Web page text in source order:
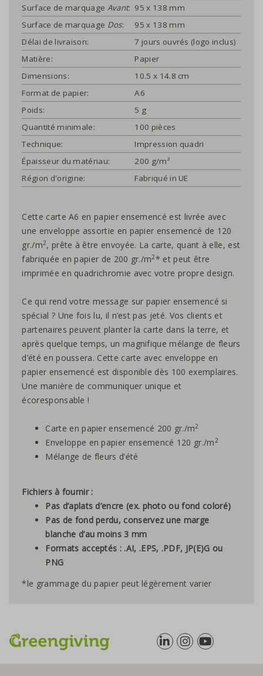
Surface de marquage Avant: 95 x 138 mm
Surface de marquage Dos:
95 x 138 mm
Délai de livraison:
7 jours ouvrés (logo inclus)
Matière:
Papier
Dimensions:
10.5 x 14.8 cm
Format de papier:
A6
Poids:
5 g
Quantité minimale:
100 pièces
Technique:
Impression quadri
Épaisseur du matériau:
200 g/m²
Région d'origine:
Fabriqué in UE
Cette carte A6 en papier ensemencé est livrée avec
une enveloppe assortie en papier ensemencé de 120
gr./m2, prête à être envoyée. La carte, quant à elle, est
fabriquée en papier de 200 gr./m2* et peut être
imprimée en quadrichromie avec votre propre design.
Ce qui rend votre message sur papier ensemencé si
spécial ? Une fois lu, il n’est pas jeté. Vos clients et
partenaires peuvent planter la carte dans la terre, et
après quelque temps, un magnifique mélange de fleurs
d’été en poussera. Cette carte avec enveloppe en
papier ensemencé est disponible dès 100 exemplaires.
Une manière de communiquer unique et
écoresponsable !
Carte en papier ensemencé 200 gr./m2
Enveloppe en papier ensemencé 120 gr./m 2
Mélange de fleurs d’été
Fichiers à fournir :
Pas d’aplats d’encre (ex. photo ou fond coloré)
Pas de fond perdu, conservez une marge
blanche d’au moins 3 mm
Formats acceptés : .AI, .EPS, .PDF, JP(E)G ou
PNG
*le grammage du papier peut légèrement varier